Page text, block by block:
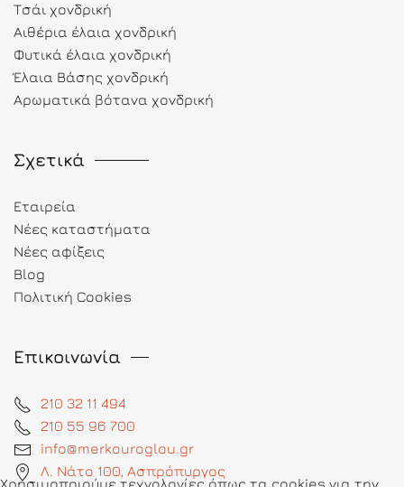
Τσάι χονδρική
Αιθέρια έλαια χονδρική
Φυτικά έλαια χονδρική
Έλαια Βάσης χονδρική
Αρωματικά βότανα χονδρική
Σχετικά
Εταιρεία
Νέες καταστήματα
Νέες αφίξεις
Blog
Πολιτική Cookies
Επικοινωνία
210 32 11 494
210 55 96 700
info@merkouroglou.gr
Λ. Νάτο 100, Ασπρόπυργος
Χρησιμοποιούμε τεχνολογίες όπως τα cookies για την